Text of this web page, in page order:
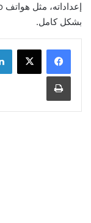
بشكل كامل.
طباعة